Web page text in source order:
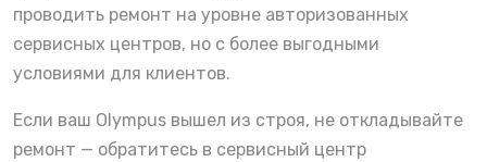
проводить ремонт на уровне авторизованных
сервисных центров, но с более выгодными
условиями для клиентов.
Если ваш Olympus вышел из строя, не откладывайте
ремонт — обратитесь в сервисный центр